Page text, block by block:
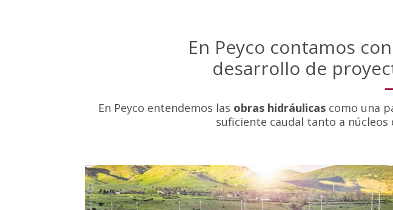
En Peyco contamos
desarrollo de
En Peyco entendemos las obras hidráulicas como una
suficiente caudal tanto a